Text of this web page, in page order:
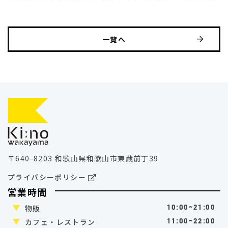
一覧へ
〒640-8203 和歌山県和歌山市東蔵前丁39
プライバシーポリシー
営業時間
物販 10:00~21:00
カフェ・レストラン 11:00~22:00